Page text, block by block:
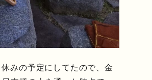
みの予定にしてたので、金